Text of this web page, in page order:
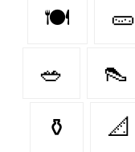
🍽️ 🥒
🥗 👠
⚱️ 📐